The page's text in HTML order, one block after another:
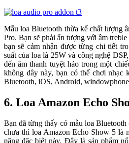
Mẫu loa Bluetooth thừa kế chất lượng
Pro. Bạn sẽ phải ấn tượng với âm treble
bạn sẽ cảm nhận được từng chi tiết
suất của loa là 25W và công nghệ
đến âm thanh tuyệt hảo trong một
không dây này, bạn có thể chơi nhạc
Bluetooth, iOS, Android,
6. Loa Amazon Echo
Bạn đã từng thấy có mẫu loa
chưa thì loa Amazon Echo Show 5 là
năng đặc biệt này. Đây là sản phẩm